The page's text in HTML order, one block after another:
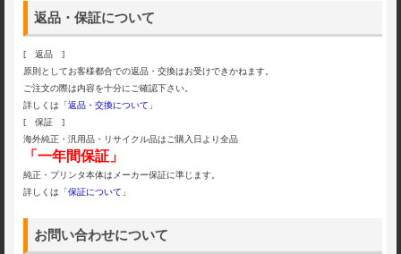
返品・保証について
[ 返品 ]
原則としてお客様都合での返品・交換はお受けできかねます。
ご注文の際は内容を十分にご確認下さい。
詳しくは「 返品・交換について 」
[ 保証 ]
海外純正・汎用品・リサイクル品はご購入日より全品
「一年間保証」
純正・プリンタ本体はメーカー保証に準じます。
詳しくは「 保証について 」
お問い合わせについて